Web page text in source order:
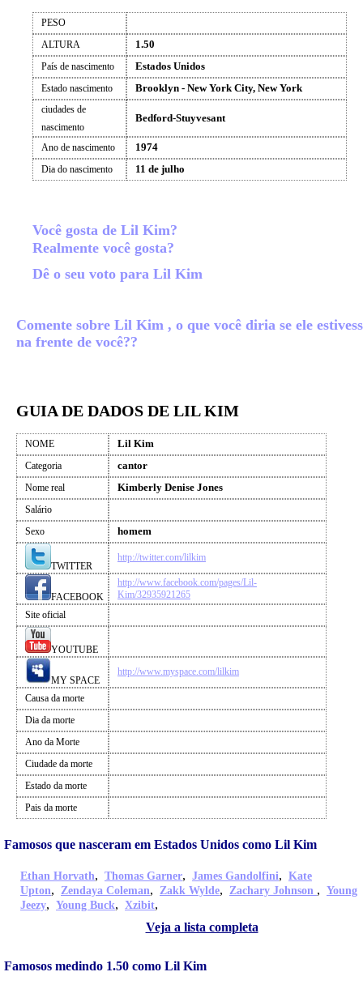
PESO
ALTURA
1.50
País de nascimento Estados Unidos
Estado nascimento Brooklyn - New York City, New York
ciudades de
nascimento
Bedford-Stuyvesant
Ano de nascimento 1974
Dia do nascimento 11 de julho
Você gosta de Lil Kim?
Realmente você gosta?
Dê o seu voto para Lil Kim
Comente sobre Lil Kim , o que você diria se ele
na frente de você??
GUIA DE DADOS DE LIL KIM
NOME Lil Kim
Categoria cantor
Nome real Kimberly Denise Jones
Salário
Sexo
homem
TWITTER
http://twitter.com/lilkim
FACEBOOK
http://www.facebook.com/pages/Lil-
Kim/32935921265
Site oficial
YOUTUBE
MY SPACE
http://www.myspace.com/lilkim
Causa da morte
Dia da morte
Ano da Morte
Ciudade da morte
Estado da morte
Pais da morte
Famosos que nasceram em Estados Unidos como Lil Kim
Ethan Horvath, Thomas Garner, James Gandolfini, Kate
Upton, Zendaya Coleman, Zakk Wylde, Zachary Johnson , Young
Jeezy, Young Buck, Xzibit,
Veja a lista completa
Famosos medindo 1.50 como Lil Kim